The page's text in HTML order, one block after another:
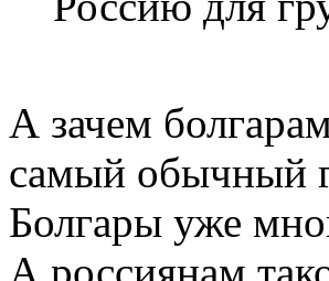
А зачем
самый обычный
Болгары уже
А россиянам